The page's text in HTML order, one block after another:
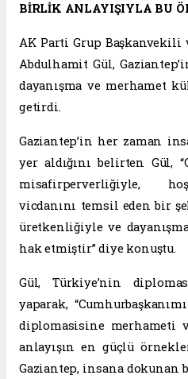
BİRLİK ANLAYIŞIYLA BU
AK Parti Grup
Abdulhamit Gül,
dayanışma ve merhamet
getirdi.
Gaziantep’in her zaman
yer aldığını belirten Gül,
misafirperverliğiyle,
vicdanını temsil eden bir
üretkenliğiyle ve
hak etmiştir” diye konuştu.
Gül, Türkiye’nin
yaparak,
diplomasisine merhameti
anlayışın en güçlü
Gaziantep, insana dokunan